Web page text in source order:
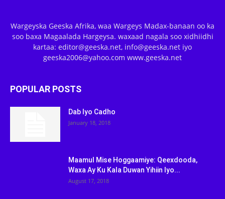
Wargeyska Geeska Afrika, waa Wargeys Madax-banaan oo ka
soo baxa Magaalada Hargeysa. waxaad nagala soo xidhiidhi
kartaa: editor@geeska.net, info@geeska.net iyo
geeska2006@yahoo.com www.geeska.net
POPULAR POSTS
Dab Iyo Cadho
January 18, 2018
Maamul Mise Hoggaamiye: Qeexdooda,
Waxa Ay Ku Kala Duwan Yihiin Iyo...
August 17, 2018